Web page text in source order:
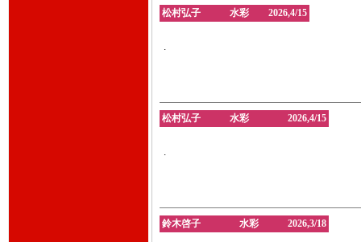
松村弘子 水彩 2026,4/15
.
松村弘子 水彩 2026,4/15
.
鈴木啓子 水彩 2026,3/18